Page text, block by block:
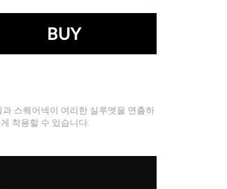
BUY
스퀘어넥이 여리한 실루엣을 연출하
착용할 수 있습니다.